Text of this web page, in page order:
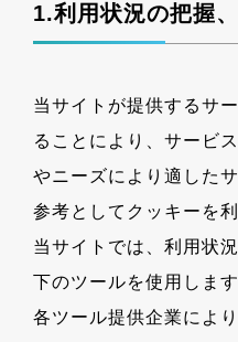
1.利用状況の把握
当サイトが提供するサ
ることにより、サービ
やニーズにより適した
参考としてクッキーを利
当サイトでは、利用状
下のツールを使用します
各ツール提供企業によ